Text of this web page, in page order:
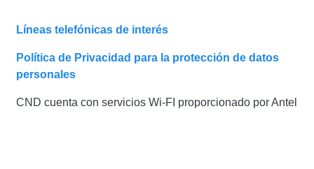
Líneas telefónicas de interés
Política de Privacidad para la protección de datos
personales
CND cuenta con servicios Wi-FI proporcionado por Antel